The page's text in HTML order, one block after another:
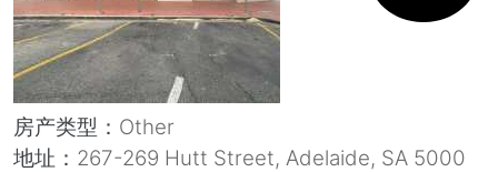
房产类型： Other
地址： 267-269 Hutt Street, Adelaide, SA 5000